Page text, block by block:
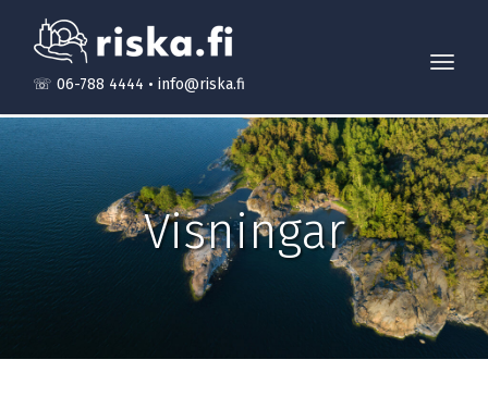
Visningar
☏ 06-788 4444 • info@riska.fi